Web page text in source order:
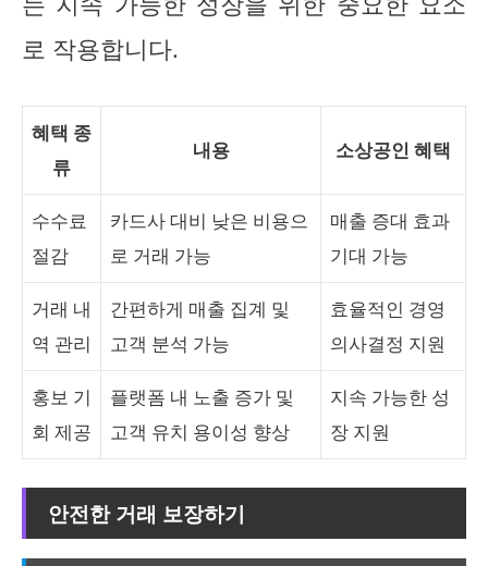
로 작용합니다.
혜택 종
류
내용 소상공인 혜택
수수료
절감
카드사 대비 낮은 비용으
로 거래 가능
매출 증대 효과
기대 가능
거래 내
역 관리
간편하게 매출 집계 및
고객 분석 가능
효율적인 경영
의사결정 지원
홍보 기
회 제공
플랫폼 내 노출 증가 및
고객 유치 용이성 향상
지속 가능한 성
장 지원
안전한 거래 보장하기